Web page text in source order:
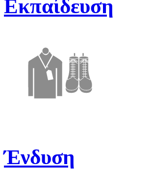
Εκπαίδευση
Ένδυση